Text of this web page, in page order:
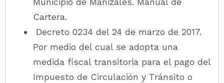
Cartera.
Decreto 0234 del 24 de marzo de 2017.
Por medio del cual se adopta una
medida fiscal transitoria para el pago del
Impuesto de Circulación y Tránsito o